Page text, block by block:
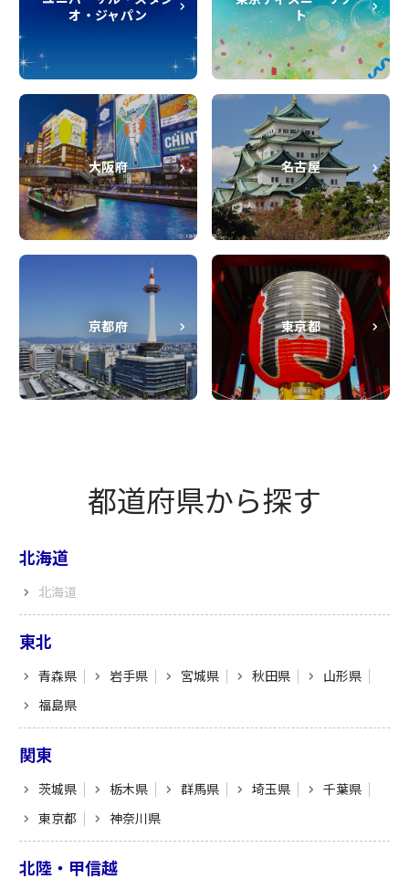
オ・ジャパン
ト
大阪府 名古屋
京都府 東京都
都道府県から探す
北海道
北海道
東北
青森県 岩手県 宮城県 秋田県
山形県
福島県
関東
茨城県 栃木県 群馬県 埼玉県
千葉県
東京都
神奈川県
北陸・甲信越